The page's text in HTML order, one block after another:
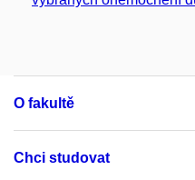
O fakultě
Chci studovat